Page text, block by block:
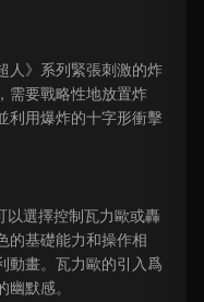
人》系列緊張刺激的炸
需要戰略性地放置炸
利用爆炸的十字形衝擊
以選擇控制瓦力歐或轟
的基礎能力和操作相
動畫。瓦力歐的引入爲
默感。